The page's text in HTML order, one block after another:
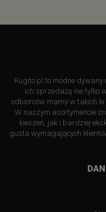
Rugito.pl to modne
ich sprzedażą nie tylko
odbiorców mamy w takich
W naszym asortymencie
kieszeń, jak i bardziej
gusta wymagających